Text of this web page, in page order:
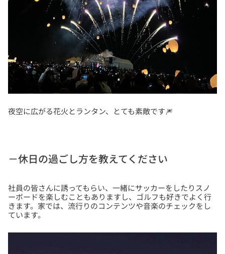
－休日の過ごし方を教えてください
社員の皆さんに誘ってもらい、一緒にサッカーをしたりスノ
ーボードを楽しむこともありますし、ゴルフも好きでよく行
きます。家では、流行りのコンテンツや音楽のチェックをし